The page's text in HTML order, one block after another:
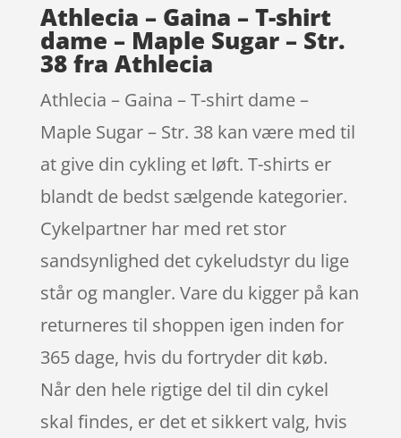
Athlecia – Gaina – T-shirt
dame – Maple Sugar – Str.
38 fra Athlecia
Athlecia – Gaina – T-shirt dame –
Maple Sugar – Str. 38 kan være med til
at give din cykling et løft. T-shirts er
blandt de bedst sælgende kategorier.
Cykelpartner har med ret stor
sandsynlighed det cykeludstyr du lige
står og mangler. Vare du kigger på kan
returneres til shoppen igen inden for
365 dage, hvis du fortryder dit køb.
Når den hele rigtige del til din cykel
skal findes, er det et sikkert valg, hvis